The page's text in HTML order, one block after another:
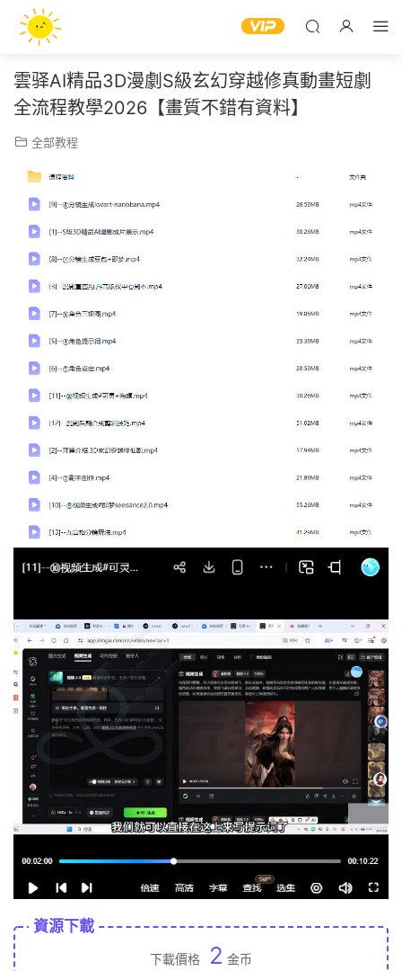
雲驿AI精品3D漫劇S級玄幻穿越修真動畫短劇
全流程教學2026【畫質不錯有資料】
全部教程
資源下載
下載價格 2 金币